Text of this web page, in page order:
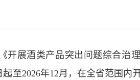
展酒类产品突出问题综合治
至2026年12月，在全省范围内